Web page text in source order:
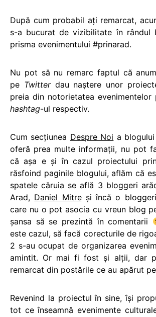
După cum probabil aţi remarcat,
s-a bucurat de vizibilitate în rândul
prisma evenimentului #prinarad.
Nu pot să nu remarc faptul că
pe Twitterdau naştere unor
preia din notorietatea evenimentelor
hashtag-ul respectiv.
Cum secţiunea Despre Noi a
oferă prea multe informaţii, nu pot
că aşa e şi în cazul proiectului
răsfoind paginile blogului, aflăm că
spatele căruia se află 3 bloggeri
Arad, Daniel Mitreşi încă o
care nu o pot asocia cu vreun blog
şansa să se prezintă în comentarii
este cazul, să facă corecturile de
2 s-au ocupat de organizarea
amintit. Or mai fi fost şi alţii, dar
remarcat din postările ce au apărut
Revenind la proiectul în sine, îşi
tot ce înseamnă evenimente